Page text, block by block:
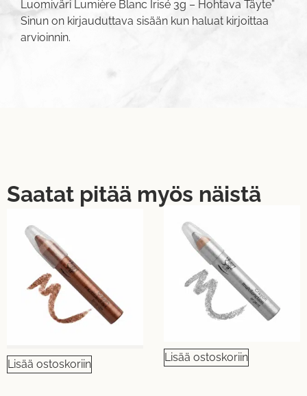
Luomiväri Lumière Blanc Irisé 3g – Hohtava Täyte”
Sinun on kirjauduttava sisään kun haluat kirjoittaa
arvioinnin.
Saatat pitää myös näistä
Lisää ostoskoriin
Lisää ostoskoriin